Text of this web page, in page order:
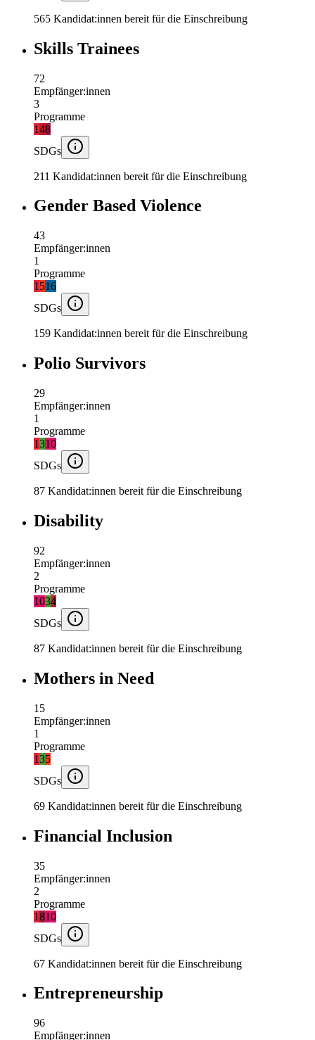
565 Kandidat:innen bereit für die Einschreibung
Skills Trainees
72
Empfänger:innen
3
Programme
148
SDGs
211 Kandidat:innen bereit für die Einschreibung
Gender Based Violence
43
Empfänger:innen
1
Programme
1 516
SDGs
159 Kandidat:innen bereit für die Einschreibung
Polio Survivors
29
Empfänger:innen
1
Programme
1310
SDGs
87 Kandidat:innen bereit für die Einschreibung
Disability
92
Empfänger:innen
2
Programme
1034
SDGs
87 Kandidat:innen bereit für die Einschreibung
Mothers in Need
15
Empfänger:innen
1
Programme
135
SDGs
69 Kandidat:innen bereit für die Einschreibung
Financial Inclusion
35
Empfänger:innen
2
Programme
1810
SDGs
67 Kandidat:innen bereit für die Einschreibung
Entrepreneurship
96
Empfänger:innen